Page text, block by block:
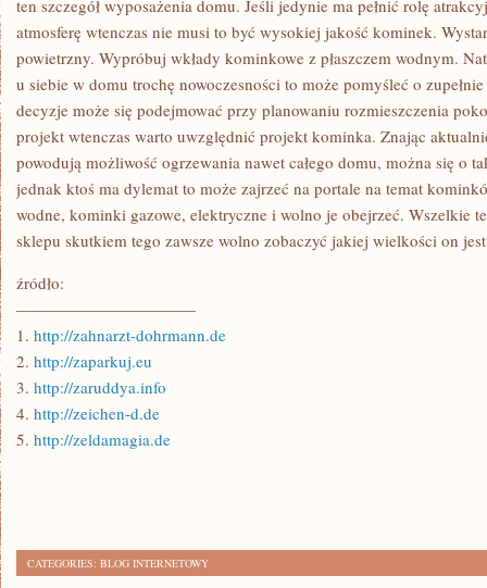
ten szczegół wyposażenia domu. Jeśli jedynie ma pełnić rolę
atmosferę wtenczas nie musi to być wysokiej jakość kominek.
powietrzny. Wypróbuj wkłady kominkowe z płaszczem wodnym.
u siebie w domu trochę nowoczesności to może pomyśleć o
decyzje może się podejmować przy planowaniu rozmieszczenia
projekt wtenczas warto uwzględnić projekt kominka. Znając
powodują możliwość ogrzewania nawet całego domu, można się o
jednak ktoś ma dylemat to może zajrzeć na portale na temat
wodne, kominki gazowe, elektryczne i wolno je obejrzeć. Wszelkie
sklepu skutkiem tego zawsze wolno zobaczyć jakiej wielkości on
źródło:
———————————
1. http://zahnarzt-dohrmann.de
2. http://zaparkuj.eu
3. http://zaruddya.info
4. http://zeichen-d.de
5. http://zeldamagia.de
CATEGORIES: BLOG INTERNETOWY